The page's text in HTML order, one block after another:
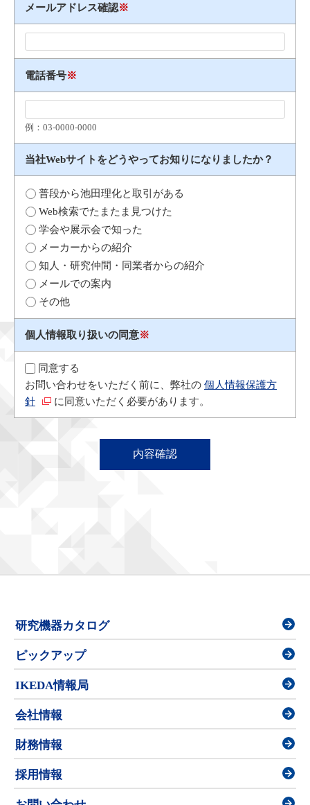
メールアドレス確認※
電話番号※
例：03​-​0000​-​0000
当社Webサイトをどうやってお知りになりましたか？
普段から池田理化と取引がある
Web検索でたまたま見つけた
学会や展示会で知った
メーカーからの紹介
知人・研究仲間・同業者からの紹介
メールでの案内
その他
個人情報取り扱いの同意※
同意する
お問い合わせをいただく前に、弊社の 個人情報保護方
針
に同意いただく必要があります。
研究機器カタログ
ピックアップ
IKEDA情報局
会社情報
財務情報
採用情報